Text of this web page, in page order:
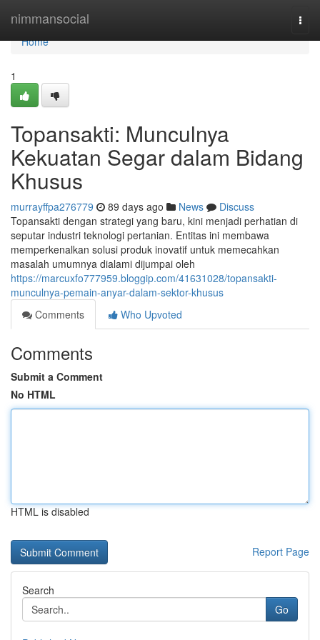
nimmansocial
Home
Home
1
Topansakti: Munculnya
Kekuatan Segar dalam Bidang
Khusus
murrayffpa276779 89 days ago News
Discuss
Topansakti dengan strategi yang baru, kini menjadi perhatian di
seputar industri teknologi pertanian. Entitas ini membawa
memperkenalkan solusi produk inovatif untuk memecahkan
masalah umumnya dialami dijumpai oleh
https://marcuxfo777959.bloggip.com/41631028/topansakti-
munculnya-pemain-anyar-dalam-sektor-khusus
Comments
Who Upvoted
Comments
Submit a Comment
No HTML
HTML is disabled
Report Page
Search
Go